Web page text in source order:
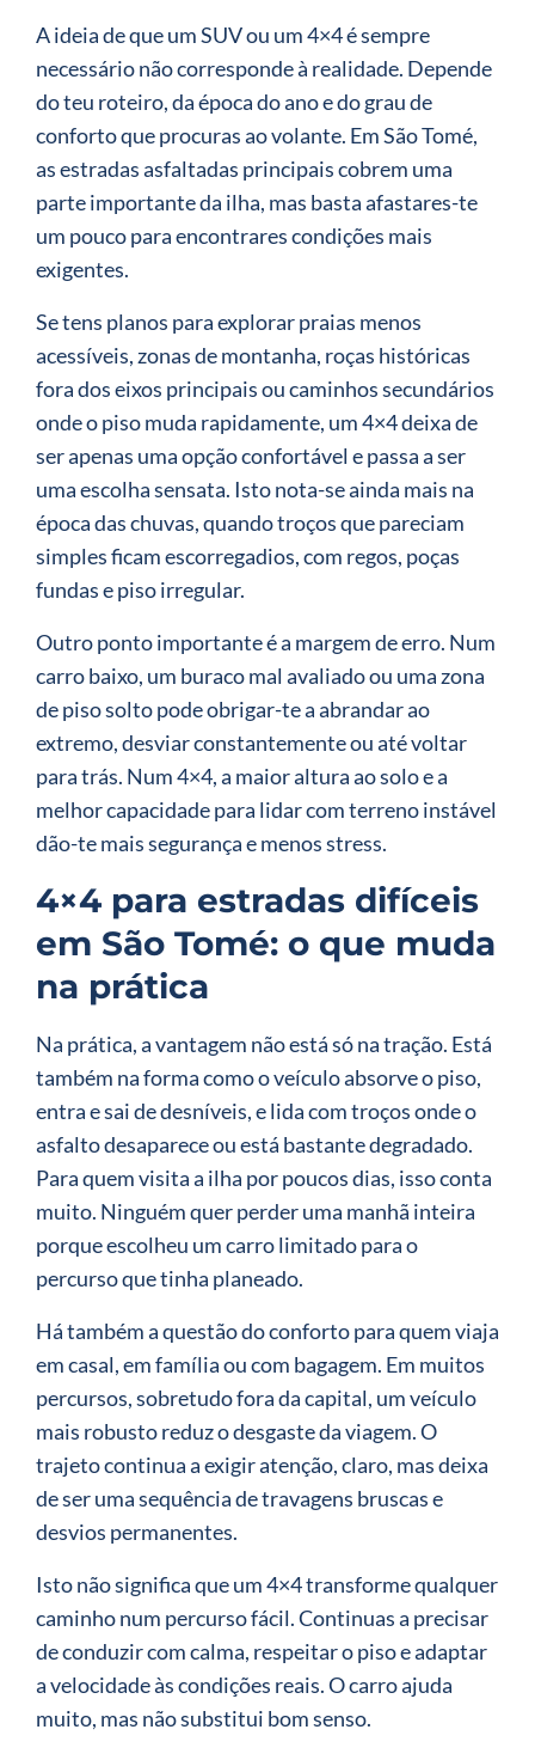
A ideia de que um SUV ou um 4×4 é sempre
necessário não corresponde à realidade. Depende
do teu roteiro, da época do ano e do grau de
conforto que procuras ao volante. Em São Tomé,
as estradas asfaltadas principais cobrem uma
parte importante da ilha, mas basta afastares-te
um pouco para encontrares condições mais
exigentes.
Se tens planos para explorar praias menos
acessíveis, zonas de montanha, roças históricas
fora dos eixos principais ou caminhos secundários
onde o piso muda rapidamente, um 4×4 deixa de
ser apenas uma opção confortável e passa a ser
uma escolha sensata. Isto nota-se ainda mais na
época das chuvas, quando troços que pareciam
simples ficam escorregadios, com regos, poças
fundas e piso irregular.
Outro ponto importante é a margem de erro. Num
carro baixo, um buraco mal avaliado ou uma zona
de piso solto pode obrigar-te a abrandar ao
extremo, desviar constantemente ou até voltar
para trás. Num 4×4, a maior altura ao solo e a
melhor capacidade para lidar com terreno instável
dão-te mais segurança e menos stress.
4×4 para estradas difíceis
em São Tomé: o que muda
na prática
Na prática, a vantagem não está só na tração. Está
também na forma como o veículo absorve o piso,
entra e sai de desníveis, e lida com troços onde o
asfalto desaparece ou está bastante degradado.
Para quem visita a ilha por poucos dias, isso conta
muito. Ninguém quer perder uma manhã inteira
porque escolheu um carro limitado para o
percurso que tinha planeado.
Há também a questão do conforto para quem viaja
em casal, em família ou com bagagem. Em muitos
percursos, sobretudo fora da capital, um veículo
mais robusto reduz o desgaste da viagem. O
trajeto continua a exigir atenção, claro, mas deixa
de ser uma sequência de travagens bruscas e
desvios permanentes.
Isto não significa que um 4×4 transforme qualquer
caminho num percurso fácil. Continuas a precisar
de conduzir com calma, respeitar o piso e adaptar
a velocidade às condições reais. O carro ajuda
muito, mas não substitui bom senso.